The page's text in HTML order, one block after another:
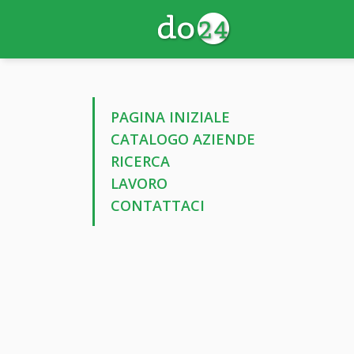
PAGINA INIZIALE
CATALOGO AZIENDE
RICERCA
LAVORO
CONTATTACI